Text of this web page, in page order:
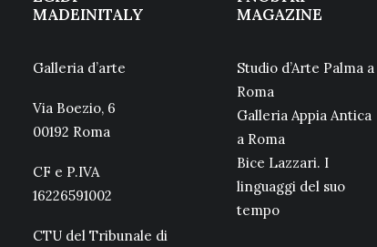
MADEINITALY
Galleria d’arte
Via Boezio, 6
00192 Roma
CF e P.IVA
16226591002
CTU del Tribunale di
MAGAZINE
Studio d’Arte Palma a
Roma
Galleria Appia Antica
a Roma
Bice Lazzari. I
linguaggi del suo
tempo